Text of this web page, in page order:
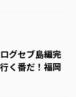
グセブ島編完
く番だ！福岡